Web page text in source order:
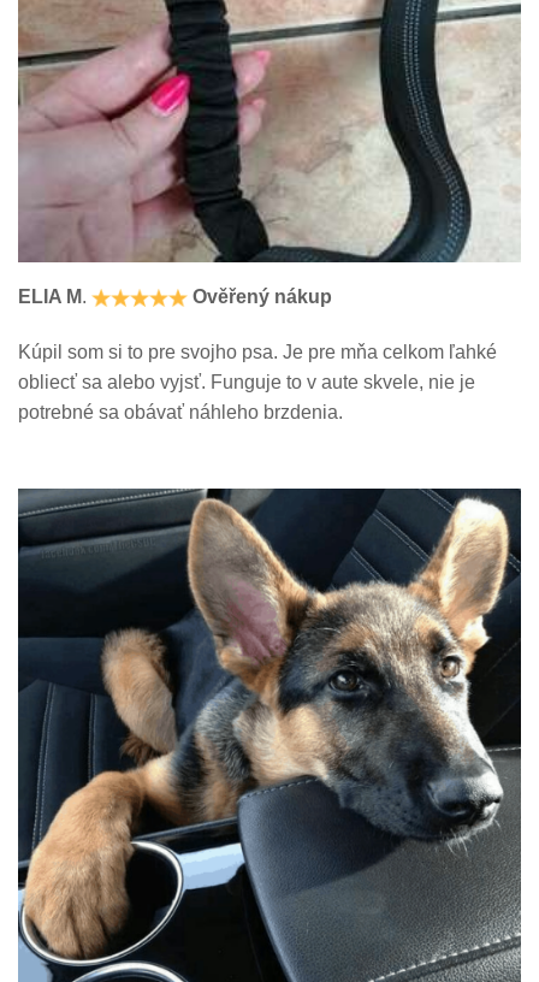
ELIA M. Ověřený nákup
Kúpil som si to pre svojho psa. Je pre mňa celkom ľahké
obliecť sa alebo vyjsť. Funguje to v aute skvele, nie je
potrebné sa obávať náhleho brzdenia.